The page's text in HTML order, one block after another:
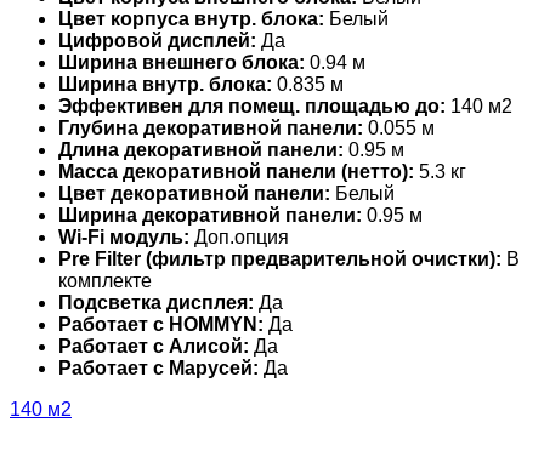
Цвет корпуса внутр. блока: Белый
Цифровой дисплей: Да
Ширина внешнего блока: 0.94 м
Ширина внутр. блока: 0.835 м
Эффективен для помещ. площадью до: 140 м2
Глубина декоративной панели: 0.055 м
Длина декоративной панели: 0.95 м
Масса декоративной панели (нетто): 5.3 кг
Цвет декоративной панели: Белый
Ширина декоративной панели: 0.95 м
Wi-Fi модуль: Доп.опция
Pre Filter (фильтр предварительной очистки): В
комплекте
Подсветка дисплея: Да
Работает с HOMMYN: Да
Работает с Алисой: Да
Работает с Марусей: Да
140 м2